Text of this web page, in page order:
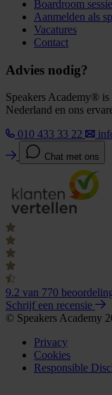
Boardroom
Aanmelden als
Vacatures
Contact
Advies nodig?
Speakers Academy®
Nederland en ons
010 433 33 22
Chat met ons
9.2 van 770
Schrijf een recensie
© Speakers Academy
Privacy
Cookies
Responsible